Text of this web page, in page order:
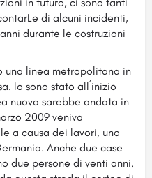
di alcuni incidenti,
durante le costruzioni
linea metropolitana in
Io sono stato all´inizio
nuova sarebbe andata in
2009 veniva
a causa dei lavori, uno
Anche due case
due persone di venti anni.